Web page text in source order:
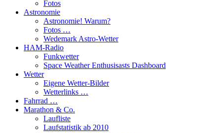
Fotos
Astronomie
Astronomie! Warum?
Fotos …
Wedemark Astro-Wetter
HAM-Radio
Funkwetter
Space Weather Enthusisasts Dashboard
Wetter
Eigene Wetter-Bilder
Wetterlinks …
Fahrrad …
Marathon & Co.
Laufliste
Laufstatistik ab 2010